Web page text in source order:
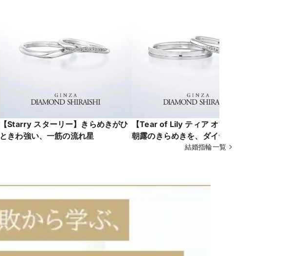
【Starry スターリー】きらめきがひ
ときわ強い、一筋の流れ星
【Tear of Lily ティア オブ リリー】
朝露のきらめきを、ダイヤモンドに
結婚指輪一覧